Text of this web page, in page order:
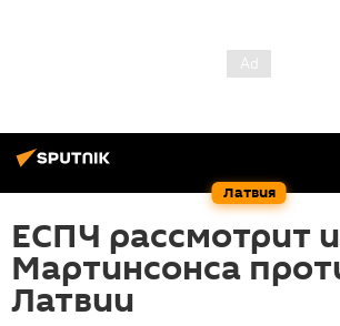
Латвия
ЕСПЧ рассмотрит
Мартинсонса
Латвии